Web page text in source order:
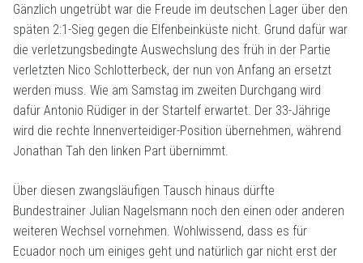
Gänzlich ungetrübt war die Freude im deutschen Lager über den
späten 2:1-Sieg gegen die Elfenbeinküste nicht. Grund dafür war
die verletzungsbedingte Auswechslung des früh in der Partie
verletzten Nico Schlotterbeck, der nun von Anfang an ersetzt
werden muss. Wie am Samstag im zweiten Durchgang wird
dafür Antonio Rüdiger in der Startelf erwartet. Der 33-Jährige
wird die rechte Innenverteidiger-Position übernehmen, während
Jonathan Tah den linken Part übernimmt.
Über diesen zwangsläufigen Tausch hinaus dürfte
Bundestrainer Julian Nagelsmann noch den einen oder anderen
weiteren Wechsel vornehmen. Wohlwissend, dass es für
Ecuador noch um einiges geht und natürlich gar nicht erst der